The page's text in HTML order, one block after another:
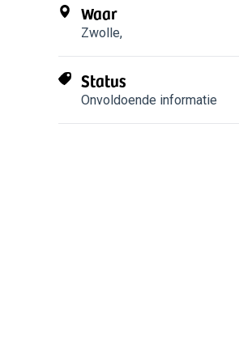
Waar
Zwolle,
Status
Onvoldoende informatie